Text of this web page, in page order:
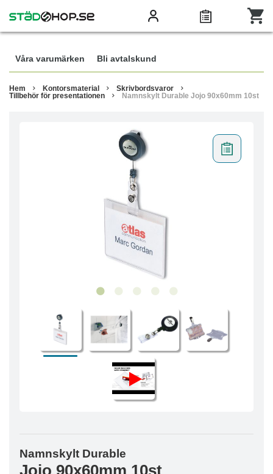
Våra varumärken Bli avtalskund
Hem Kontorsmaterial
Skrivbordsvaror
Tillbehör för presentationen
Namnskylt Durable Jojo 90x60mm 10st
Namnskylt Durable
Jojo 90x60mm 10st